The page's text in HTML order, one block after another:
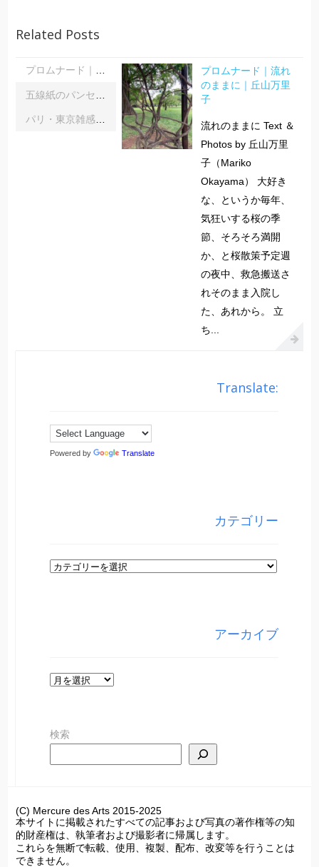
Related Posts
プロムナード｜流れのままに｜丘山万里子
プロムナード｜流れ
のままに｜丘山万里
子
流れのままに Text ＆
Photos by 丘山万里
子（Mariko
Okayama） 大好き
な、というか毎年、
気狂いする桜の季
節、そろそろ満開
か、と桜散策予定週
の夜中、救急搬送さ
れそのまま入院し
た、あれから。 立
ち...
Translate:
Powered by Translate
カテゴリー
カ
アーカイブ
ア
イ
検索
(C) Mercure des Arts 2015-2025
本サイトに掲載されたすべての記事および写真の著作権等の知
的財産権は、執筆者および撮影者に帰属します。
これらを無断で転載、使用、複製、配布、改変等を行うことは
できません。